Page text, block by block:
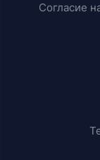
Согласие